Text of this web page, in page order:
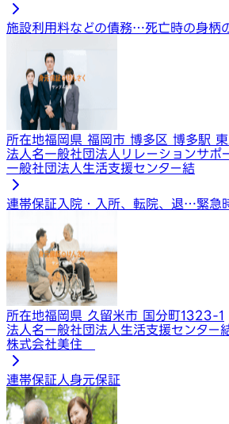
施設利用料などの債務…死亡時の身柄
所在地福岡県 福岡市 博多区 博多駅
法人名一般社団法人リレーションサポ
一般社団法人生活支援センター結
連帯保証 入院・入所、転院、退…緊急
所在地福岡県 久留米市 国分町1323-1
法人名一般社団法人生活支援センター
株式会社美住
連帯保証人身元保証